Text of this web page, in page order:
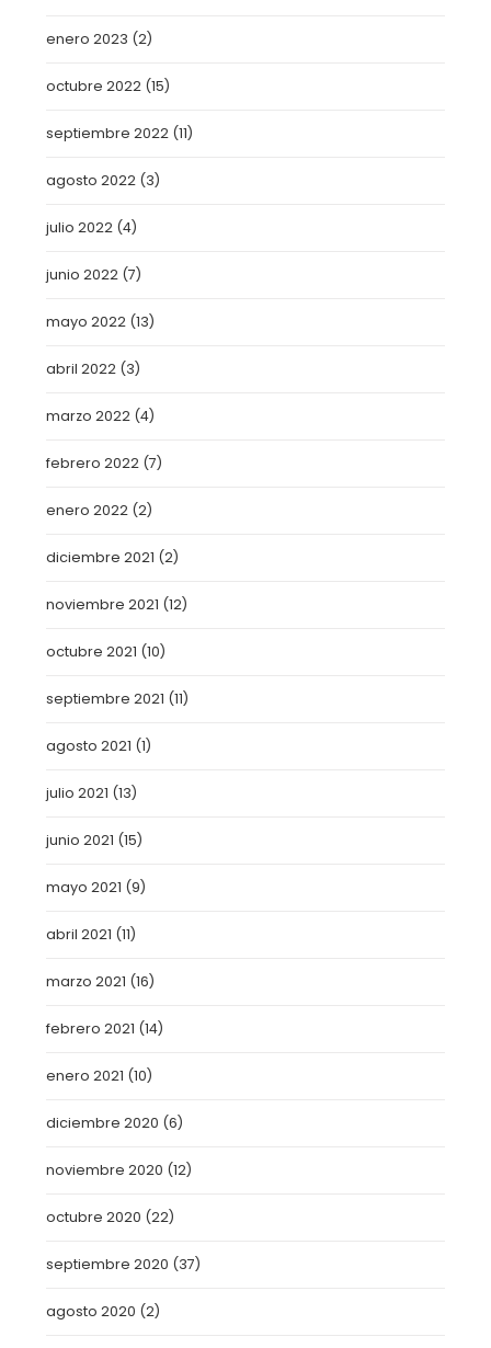
enero 2023 (2)
octubre 2022 (15)
septiembre 2022 (11)
agosto 2022 (3)
julio 2022 (4)
junio 2022 (7)
mayo 2022 (13)
abril 2022 (3)
marzo 2022 (4)
febrero 2022 (7)
enero 2022 (2)
diciembre 2021 (2)
noviembre 2021 (12)
octubre 2021 (10)
septiembre 2021 (11)
agosto 2021 (1)
julio 2021 (13)
junio 2021 (15)
mayo 2021 (9)
abril 2021 (11)
marzo 2021 (16)
febrero 2021 (14)
enero 2021 (10)
diciembre 2020 (6)
noviembre 2020 (12)
octubre 2020 (22)
septiembre 2020 (37)
agosto 2020 (2)